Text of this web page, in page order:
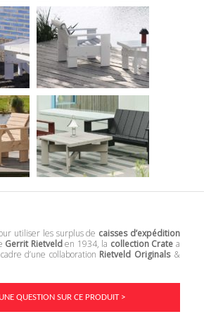
utiliser les surplus de caisses d’expédition
Gerrit Rietvelden 1934, la collection Crate a
d’une collaboration Rietveld Originals&
QUESTION SUR CE PRODUIT >